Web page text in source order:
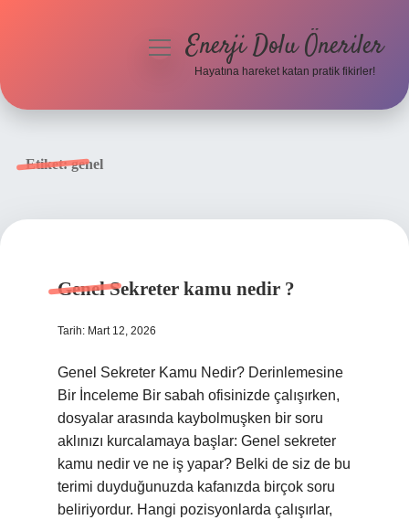
menüyüEnerji Dolu Öneriler
Hayatına hareket katan pratik fikirler!
Etiket:genel
Genel Sekreter kamu nedir ?
Tarih: Mart 12, 2026
Genel Sekreter Kamu Nedir? Derinlemesine
Bir İnceleme Bir sabah ofisinizde çalışırken,
dosyalar arasında kaybolmuşken bir soru
aklınızı kurcalamaya başlar: Genel sekreter
kamu nedir ve ne iş yapar? Belki de siz de bu
terimi duyduğunuzda kafanızda birçok soru
beliriyordur. Hangi pozisyonlarda çalışırlar,